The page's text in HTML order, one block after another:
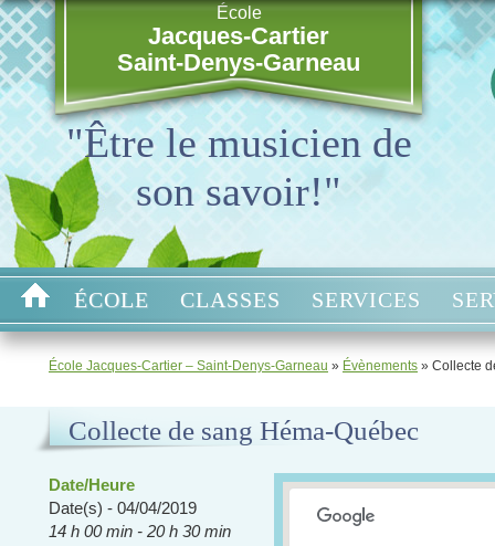
École
Jacques-Cartier
Saint-Denys-Garneau
"Être le musicien de
son savoir!"
ÉCOLE CLASSES SERVICES
École Jacques-Cartier – Saint-Denys-Garneau » Évènements » Collecte
Collecte de sang Héma-Québec
Date/Heure
Date(s) - 04/04/2019
14 h 00 min - 20 h 30 min